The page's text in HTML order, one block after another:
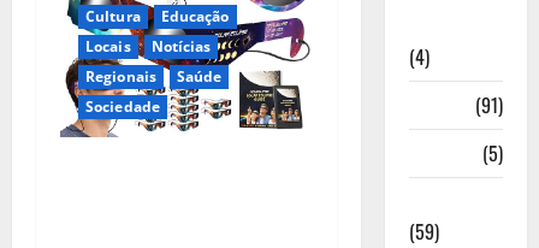
Cultura
Educação
Locais
Notícias
Regionais
Saúde
Sociedade
(4)
(91)
(5)
(59)